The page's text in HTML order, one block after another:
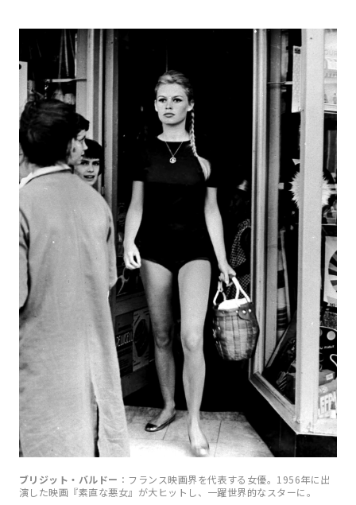
ブリジット・バルドー ：フランス映画界を代表する女優。1956年に出
演した映画『素直な悪女』が大ヒットし、一躍世界的なスターに。